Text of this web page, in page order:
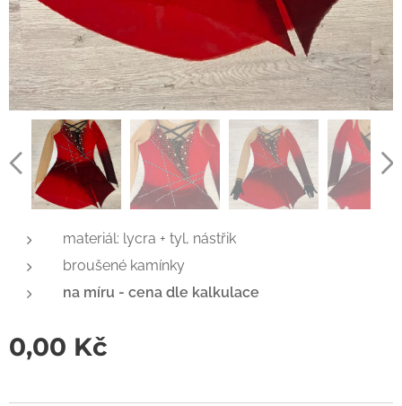
materiál: lycra + tyl, nástřik
broušené kamínky
na míru - cena dle kalkulace
0,00 Kč